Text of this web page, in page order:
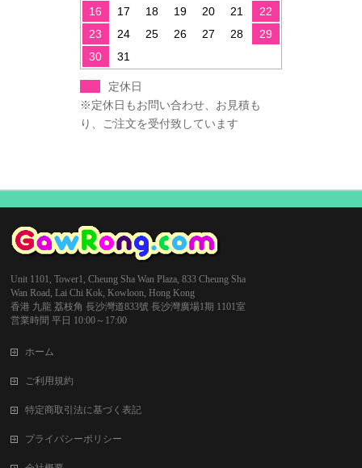
16
17 18 19 20 21
22
23
24 25 26 27 28
29
30
31
定休日
※定休日もお問い合わせ、お見積も
り、ご注文を受付致しています
Unit 1101, Tower1, Cheung Sha Wan Plaza, 833 Cheung Sha
Wan Road, Lai Chi Kok, Kowloon, Hong Kong
香港 九龍 荔枝角 長沙灣道833號 長沙灣廣場1期 1101室
営業時間 平日 10:00～17:00
ホーム
ご利用規約
特定商取引法に基づく表記
プライバシーポリシー